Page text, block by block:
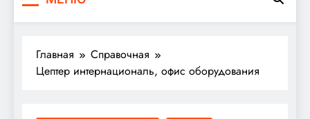
Главная
Справочная
Цептер интернациональ, офис оборудования